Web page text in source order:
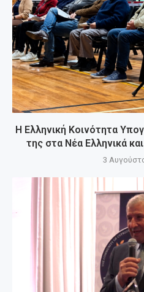
Η Ελληνική Κοινότητα
της στα Νέα Ελληνικά
3